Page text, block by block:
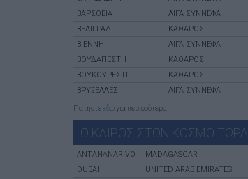
ΒΑΡΣΟΒΊΑ ΛΙΓΑ ΣΥΝΝΕΦΑ
ΒΕΛΙΓΡΆΔΙ ΚΑΘΑΡΟΣ
ΒΙΈΝΝΗ ΛΙΓΑ ΣΥΝΝΕΦΑ
ΒΟΥΔΑΠΈΣΤΗ ΚΑΘΑΡΟΣ
ΒΟΥΚΟΥΡΈΣΤΙ ΚΑΘΑΡΟΣ
ΒΡΥΞΈΛΛΕΣ ΛΙΓΑ ΣΥΝΝΕΦΑ
Πατήστε εδώγια περισσότερα
Ο ΚΑΙΡΟΣ ΣΤΟΝ ΚΟΣΜΟ ΤΩΡΑ
ANTANANARIVO MADAGASCAR
DUBAI UNITED ARAB EMIRATES